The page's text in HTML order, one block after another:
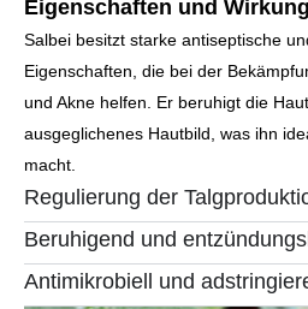
Eigenschaften und Wirkung
Salbei besitzt starke antiseptische
Eigenschaften, die bei der
und Akne helfen. Er beruhigt die
ausgeglichenes Hautbild, was ihn
macht.
Regulierung der
Beruhigend und
Antimikrobiell und